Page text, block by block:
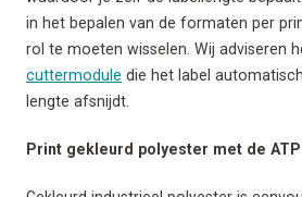
in het bepalen van de formaten per
rol te moeten wisselen. Wij adviseren
cuttermodule die het label
lengte afsnijdt.
Print gekleurd polyester met de